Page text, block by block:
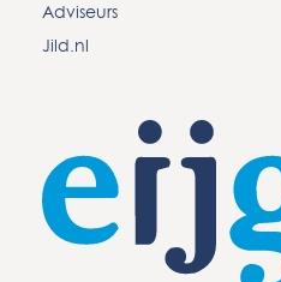
Adviseurs
Jild.nl